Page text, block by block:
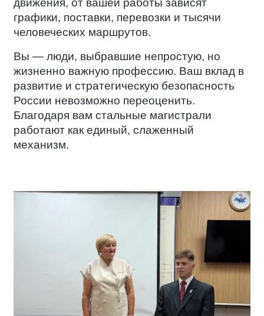
движения, от вашей работы зависят
графики, поставки, перевозки и тысячи
человеческих маршрутов.
Вы — люди, выбравшие непростую, но
жизненно важную профессию. Ваш вклад в
развитие и стратегическую безопасность
России невозможно переоценить.
Благодаря вам стальные магистрали
работают как единый, слаженный
механизм.